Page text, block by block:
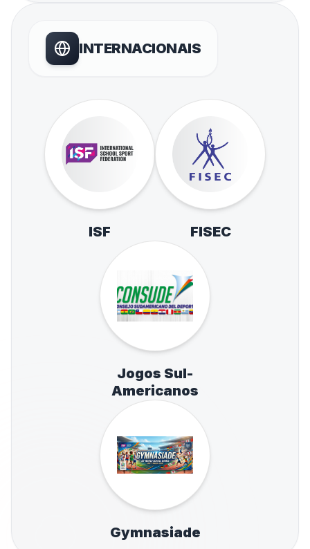
INTERNACIONAIS
ISF FISEC
Jogos Sul-
Americanos
Gymnasiade